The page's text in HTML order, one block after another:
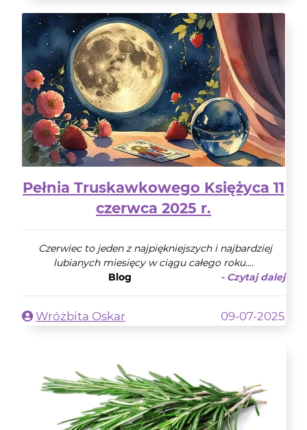
Pełnia Truskawkowego Księżyca 11
czerwca 2025 r.
Czerwiec to jeden z najpiękniejszych i najbardziej
lubianych miesięcy w ciągu całego roku....
Blog
- Czytaj dalej
Wróżbita Oskar 09-07-2025